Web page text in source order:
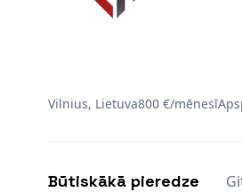
Vilnius, Lietuva800 €/mēnesī
Būtiskākā pieredze